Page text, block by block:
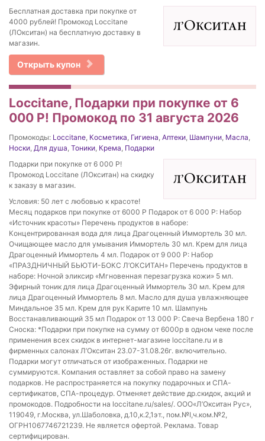
Бесплатная доставка при покупке от
4000 рублей! Промокод Loccitane
(ЛОкситан) на бесплатную доставку в
магазин.
Открыть купон
Loccitane, Подарки при покупке от 6
000 Р! Промокод по 31 августа 2026
Промокоды: Loccitane, Косметика, Гигиена, Аптеки, Шампуни, Масла,
Носки, Для душа, Тоники, Крема, Подарки
Подарки при покупке от 6 000 Р!
Промокод Loccitane (ЛОкситан) на скидку
к заказу в магазин.
Условия: 50 лет с любовью к красоте!
Месяц подарков при покупке от 6000 Р Подарок от 6 000 Р: Набор
«Источник красоты» Перечень продуктов в наборе:
Концентрированная вода для лица Драгоценный Иммортель 30 мл.
Очищающее масло для умывания Иммортель 30 мл. Крем для лица
Драгоценный Иммортель 4 мл. Подарок от 9 000 Р: Набор
«ПРАЗДНИЧНЫЙ БЬЮТИ-БОКС Л’ОКСИТАН» Перечень продуктов в
наборе: Ночной эликсир «Мгновенная перезагрузка кожи» 5 мл.
Эфирный тоник для лица Драгоценный Иммортель 30 мл. Крем для
лица Драгоценный Иммортель 8 мл. Масло для душа увлажняющее
Миндальное 35 мл. Крем для рук Карите 10 мл. Шампунь
Восстанавливающий 35 мл Подарок от 13 000 Р: Свеча Вербена 180 г
Сноска: *Подарки при покупке на сумму от 6000р в одном чеке после
применения всех скидок в интернет-магазине loccitane.ru и в
фирменных салонах Л’Окситан 23.07-31.08.26г. включительно.
Подарки могут отличаться от изображенных. Подарки не
суммируются. Компания оставляет за собой право на замену
подарков. Не распространяется на покупку подарочных и СПА-
сертификатов, СПА-процедур. Отменяет действие др.скидок, акций и
промокодов. Подробности на loccitane.ru/sales/. ООО«Л’Окситан Рус»,
119049, г.Москва, ул.Шаболовка, д.10,к.2,1эт., пом.№I,ч.ком.№2,
ОГРН1067746721239. Не является офертой. Реклама. Товар
сертифицирован.